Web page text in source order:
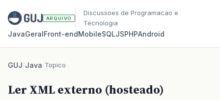
ARQUIVO
Discussoes de Programacao e
Tecnologia
JavaGeralFront‑endMobileSQLJSPHPAndroid
GUJ/Java/Topico
Ler XML externo (hosteado)